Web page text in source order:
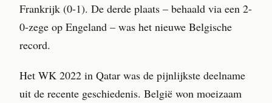
Frankrijk (0-1). De derde plaats – behaald via een 2-
0-zege op Engeland – was het nieuwe Belgische
record.
Het WK 2022 in Qatar was de pijnlijkste deelname
uit de recente geschiedenis. België won moeizaam